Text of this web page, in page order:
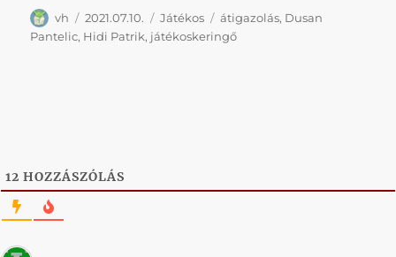
Szerző
vh Közzétéve
2021.07.10. Kategória
Játékos Címke
átigazolás, Dusan
Pantelic, Hidi Patrik, játékoskeringő
12 HOZZÁSZÓLÁS